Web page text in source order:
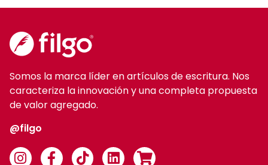
Somos la marca líder en artículos de escritura. Nos
caracteriza la innovación y una completa propuesta
de valor agregado.
@filgo